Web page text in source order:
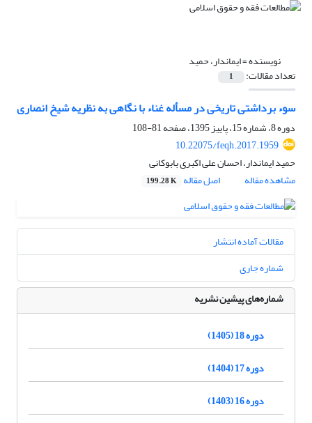
نویسنده =ایماندار، حمید
تعداد مقالات: 1
سوء برداشتی تاریخی در مسأله غناء با نگاهی به نظریه شیخ انصاری
دوره 8، شماره 15، پاییز 1395، صفحه
81-108
10.22075/feqh.2017.1959
حمید ایماندار، احسان علی اکبری بابوکانی
مشاهده مقاله
اصل مقاله 199.28 K
مقالات آماده انتشار
شماره جاری
شماره‌های پیشین نشریه
دوره 18 (1405)
دوره 17 (1404)
دوره 16 (1403)